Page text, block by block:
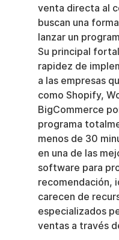
venta directa al
buscan una
lanzar un
Su principal
rapidez de
a las empresas
como Shopify,
BigCommerce
programa
menos de 30
en una de las
software para
recomendación,
carecen de
especializados
ventas a través